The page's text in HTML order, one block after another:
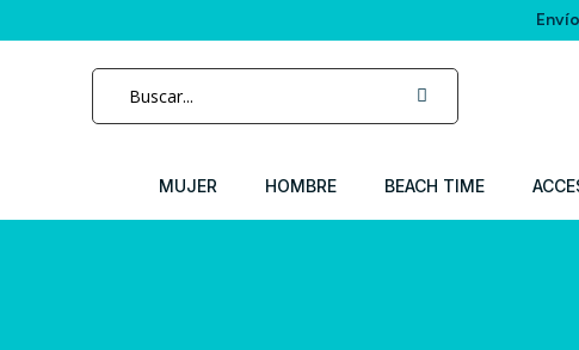
MUJER HOMBRE BEACH TIME